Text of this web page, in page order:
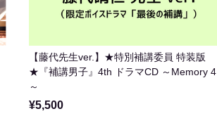
【藤代先生ver.】★特別補講委員 特装版
★『補講男子』4th ドラマCD ～Memory 4
～
¥5,500